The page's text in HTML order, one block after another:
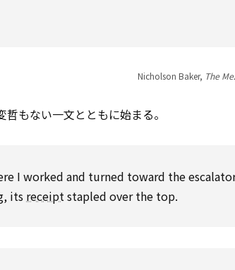
Nicholson Baker, The
もない一文とともに始まる。
I worked and turned toward the
its receiptstapled over the top.